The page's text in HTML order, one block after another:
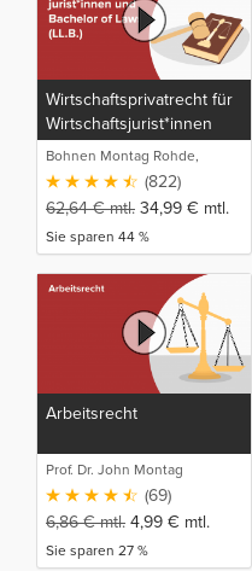
Wirtschaftsprivatrecht für
Wirtschaftsjurist*innen
und Bachelor of Laws
(LL.B.)
Bohnen Montag Rohde,
Juristische Intensivlehrgänge
(822)
62,64€mtl. 34,99 € mtl.
Sie sparen 44 %
Arbeitsrecht
Prof. Dr. John Montag
(69)
6,86€mtl. 4,99 € mtl.
Sie sparen 27 %